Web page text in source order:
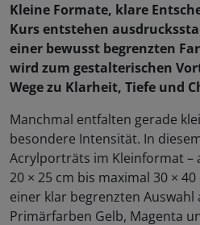
Kleine Formate, klare
Kurs entstehen
einer bewusst begrenzten
wird zum gestalterischen
Wege zu Klarheit, Tiefe und
Manchmal entfalten gerade
besondere Intensität. In
Acrylporträts im Kleinformat –
20 × 25 cm bis maximal 30 ×
einer klar begrenzten Auswahl
Primärfarben Gelb, Magenta